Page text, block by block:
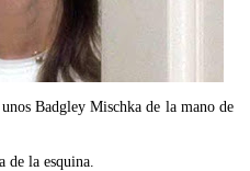
Badgley Mischka de la mano de
la esquina.